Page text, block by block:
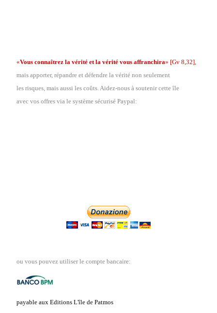
«Vous connaîtrez la vérité et la vérité vous affranchira» [Gv 8,32],
mais apporter, répandre et défendre la vérité non seulement
les risques, mais aussi les coûts. Aidez-nous à soutenir cette île
avec vos offres via le système sécurisé Paypal:
ou vous pouvez utiliser le compte bancaire:
payable aux Editions L'île de Patmos